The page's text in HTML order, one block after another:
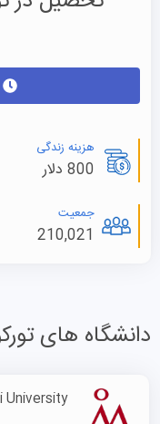
هزینه زندگی
800 دلار
جمعیت
210,021
دانشگاه های
University